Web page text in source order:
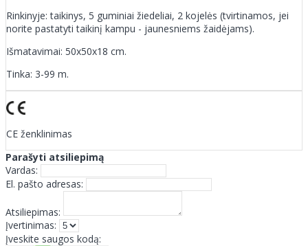
Rinkinyje: taikinys, 5 guminiai žiedeliai, 2 kojelės (tvirtinamos, jei
norite pastatyti taikinį kampu - jaunesniems žaidėjams).
Išmatavimai: 50x50x18 cm.
Tinka: 3-99 m.
CE ženklinimas
Parašyti atsiliepimą
Vardas:
El. pašto adresas:
Atsiliepimas:
Įvertinimas:
Įveskite saugos kodą: